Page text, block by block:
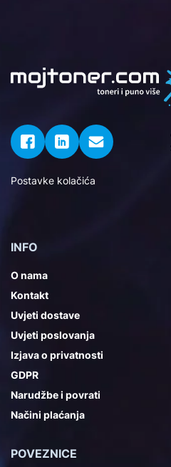
Postavke kolačića
INFO
O nama
Kontakt
Uvjeti dostave
Uvjeti poslovanja
Izjava o privatnosti
GDPR
Narudžbe i povrati
Načini plaćanja
POVEZNICE